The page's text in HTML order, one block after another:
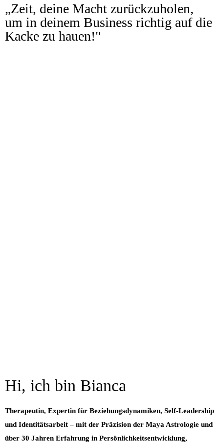
„Zeit, deine Macht zurückzuholen,
um in deinem Business richtig auf die
Kacke zu hauen!"
Hi, ich bin Bianca
Therapeutin, Expertin für Beziehungsdynamiken, Self-Leadership
und Identitätsarbeit – mit der Präzision der Maya Astrologie und
über 30 Jahren Erfahrung in Persönlichkeitsentwicklung,